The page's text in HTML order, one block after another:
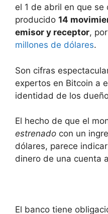
el 1 de abril en que se
producido 14
emisor y receptor,
millones de dólares.
Son cifras
expertos en Bitcoin a
identidad de los
El hecho de que el
estrenado con un
dólares, parece
dinero de una cuenta
El banco tiene